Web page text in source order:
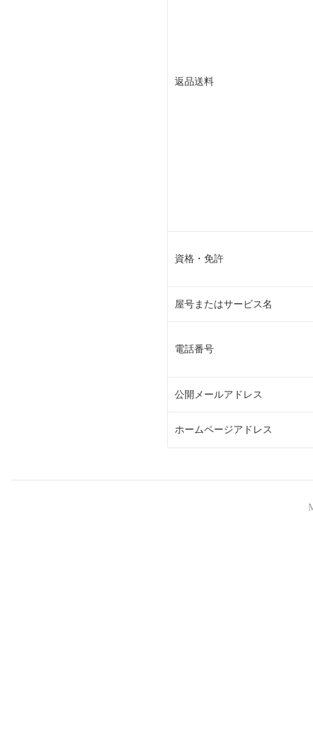
返品送料
資格・免許
屋号またはサービス名
電話番号
公開メールアドレス
ホームページアドレス